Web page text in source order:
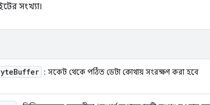
সংখ্যা।
Buffer : সকেট থেকে পঠিত ডেটা কোথায় সংরক্ষণ করা হবে